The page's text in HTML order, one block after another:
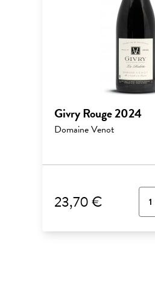
Givry Rouge 2024
Domaine Venot
23,70 €